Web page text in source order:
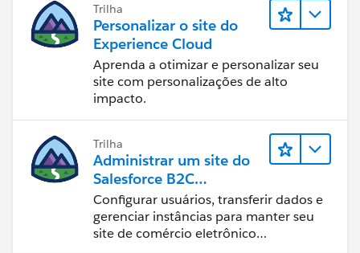
Trilha
Personalizar o site do
Experience Cloud
Aprenda a otimizar e personalizar seu
site com personalizações de alto
impacto.
Trilha
Administrar um site do
Salesforce B2C
Commerce
Configurar usuários, transferir dados e
gerenciar instâncias para manter seu
site de comércio eletrônico